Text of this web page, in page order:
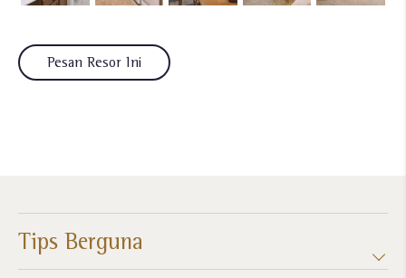
Pesan Resor Ini
Tips Berguna